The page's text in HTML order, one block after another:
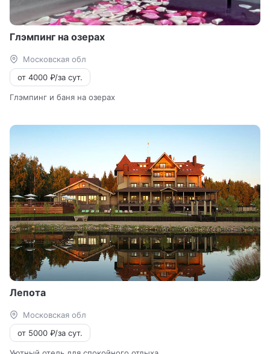
Глэмпинг на озерах
Московская обл
от 4000 ₽/за сут.
Глэмпинг и баня на озерах
Лепота
Московская обл
от 5000 ₽/за сут.